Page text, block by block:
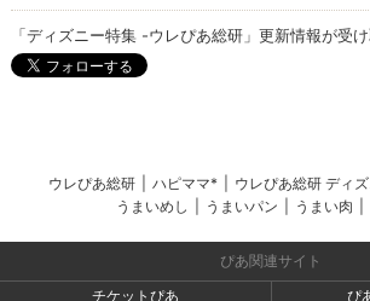
「ディズニー特集 -ウレぴあ総研」更新情報が受
ウレぴあ総研 ハピママ* ウレぴあ総研 ディ
うまいめし
うまいパン うまい肉
ぴあ関連サイト
チケットぴあ
ぴ